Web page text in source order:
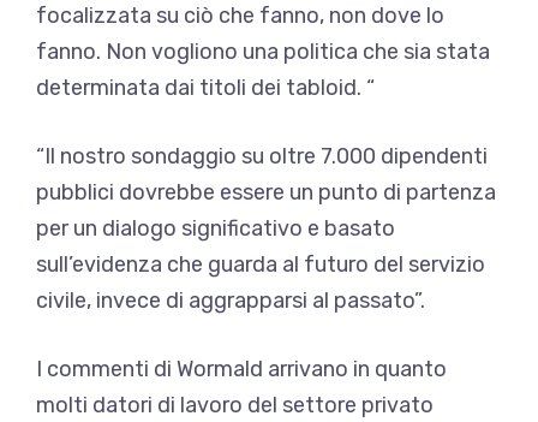
focalizzata su ciò che fanno, non dove lo
fanno. Non vogliono una politica che sia stata
determinata dai titoli dei tabloid. “
“Il nostro sondaggio su oltre 7.000 dipendenti
pubblici dovrebbe essere un punto di partenza
per un dialogo significativo e basato
sull’evidenza che guarda al futuro del servizio
civile, invece di aggrapparsi al passato”.
I commenti di Wormald arrivano in quanto
molti datori di lavoro del settore privato